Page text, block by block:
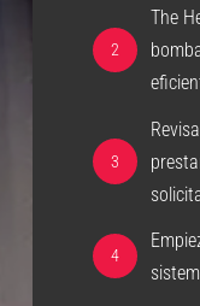
2
The
3
4